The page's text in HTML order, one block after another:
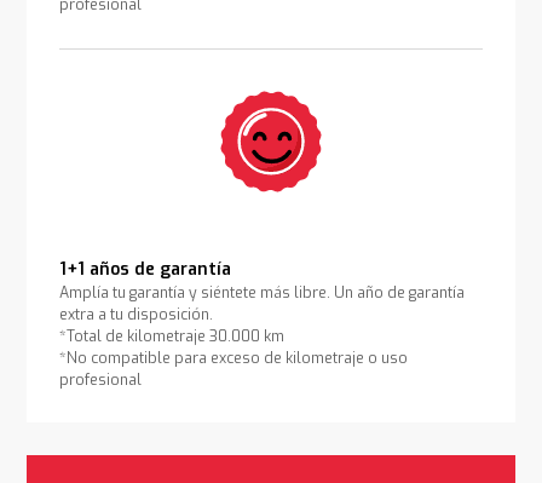
profesional
1+1 años de garantía
Amplía tu garantía y siéntete más libre. Un año de garantía
extra a tu disposición.
*Total de kilometraje 30.000 km
*No compatible para exceso de kilometraje o uso
profesional